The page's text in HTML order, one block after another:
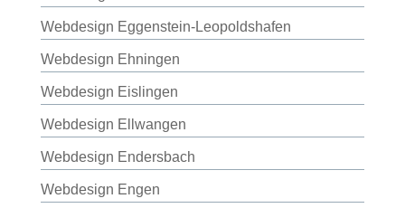
Webdesign Eggenstein-Leopoldshafen
Webdesign Ehningen
Webdesign Eislingen
Webdesign Ellwangen
Webdesign Endersbach
Webdesign Engen